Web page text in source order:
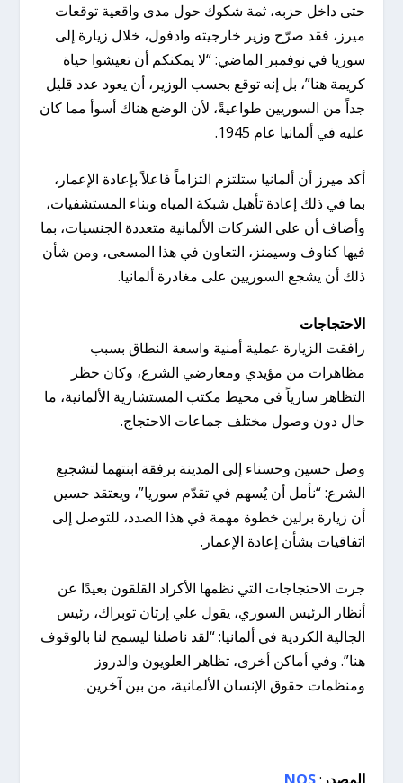
حتى داخل حزبه، ثمة شكوك حول مدى واقعية توقعات
ميرز، فقد صرّح وزير خارجيته وادفول، خلال زيارة إلى
سوريا في نوفمبر الماضي: “لا يمكنكم أن تعيشوا حياة
كريمة هنا”، بل إنه توقع بحسب الوزير، أن يعود عدد قليل
جداً من السوريين طواعيةً، لأن الوضع هناك أسوأ مما كان
عليه في ألمانيا عام 1945.
أكد ميرز أن ألمانيا ستلتزم التزاماً فاعلاً بإعادة الإعمار،
بما في ذلك إعادة تأهيل شبكة المياه وبناء المستشفيات،
وأضاف أن على الشركات الألمانية متعددة الجنسيات، بما
فيها كناوف وسيمنز، التعاون في هذا المسعى، ومن شأن
ذلك أن يشجع السوريين على مغادرة ألمانيا.
الاحتجاجات
رافقت الزيارة عملية أمنية واسعة النطاق بسبب
مظاهرات من مؤيدي ومعارضي الشرع، وكان حظر
التظاهر سارياً في محيط مكتب المستشارية الألمانية، ما
حال دون وصول مختلف جماعات الاحتجاج.
وصل حسين وحسناء إلى المدينة برفقة ابنتهما لتشجيع
الشرع: “نأمل أن يُسهم في تقدّم سوريا”، ويعتقد حسين
أن زيارة برلين خطوة مهمة في هذا الصدد، للتوصل إلى
اتفاقيات بشأن إعادة الإعمار.
جرت الاحتجاجات التي نظمها الأكراد القلقون بعيدًا عن
أنظار الرئيس السوري، يقول علي إرتان توبراك، رئيس
الجالية الكردية في ألمانيا: “لقد ناضلنا ليسمح لنا بالوقوف
هنا”. وفي أماكن أخرى، تظاهر العلويون والدروز
ومنظمات حقوق الإنسان الألمانية، من بين آخرين.